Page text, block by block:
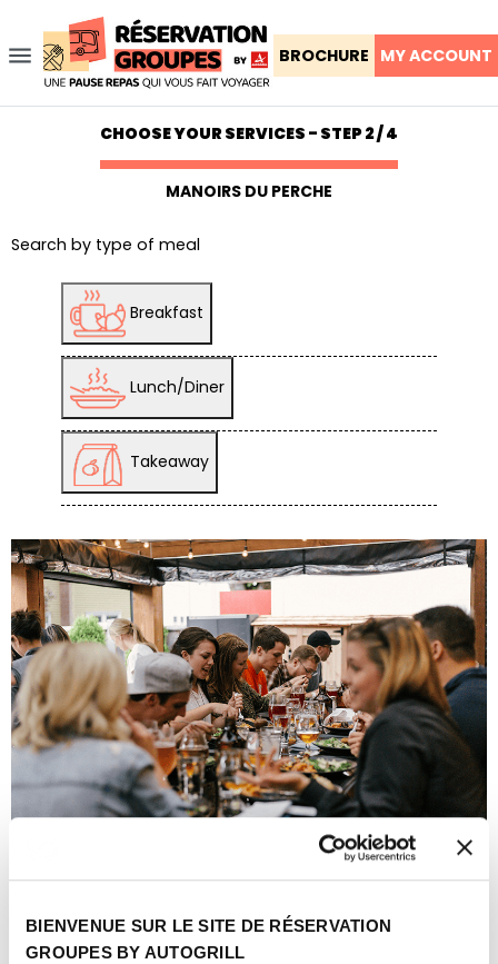
BIENVENUE SUR LE SITE DE RÉSERVATION
GROUPES BY AUTOGRILL
menu BROCHURE MY ACCOUNT
CHOOSE YOUR SERVICES - STEP 2 / 4
MANOIRS DU PERCHE
Search by type of meal
Breakfast
Lunch/Diner
Takeaway
Your Advantages